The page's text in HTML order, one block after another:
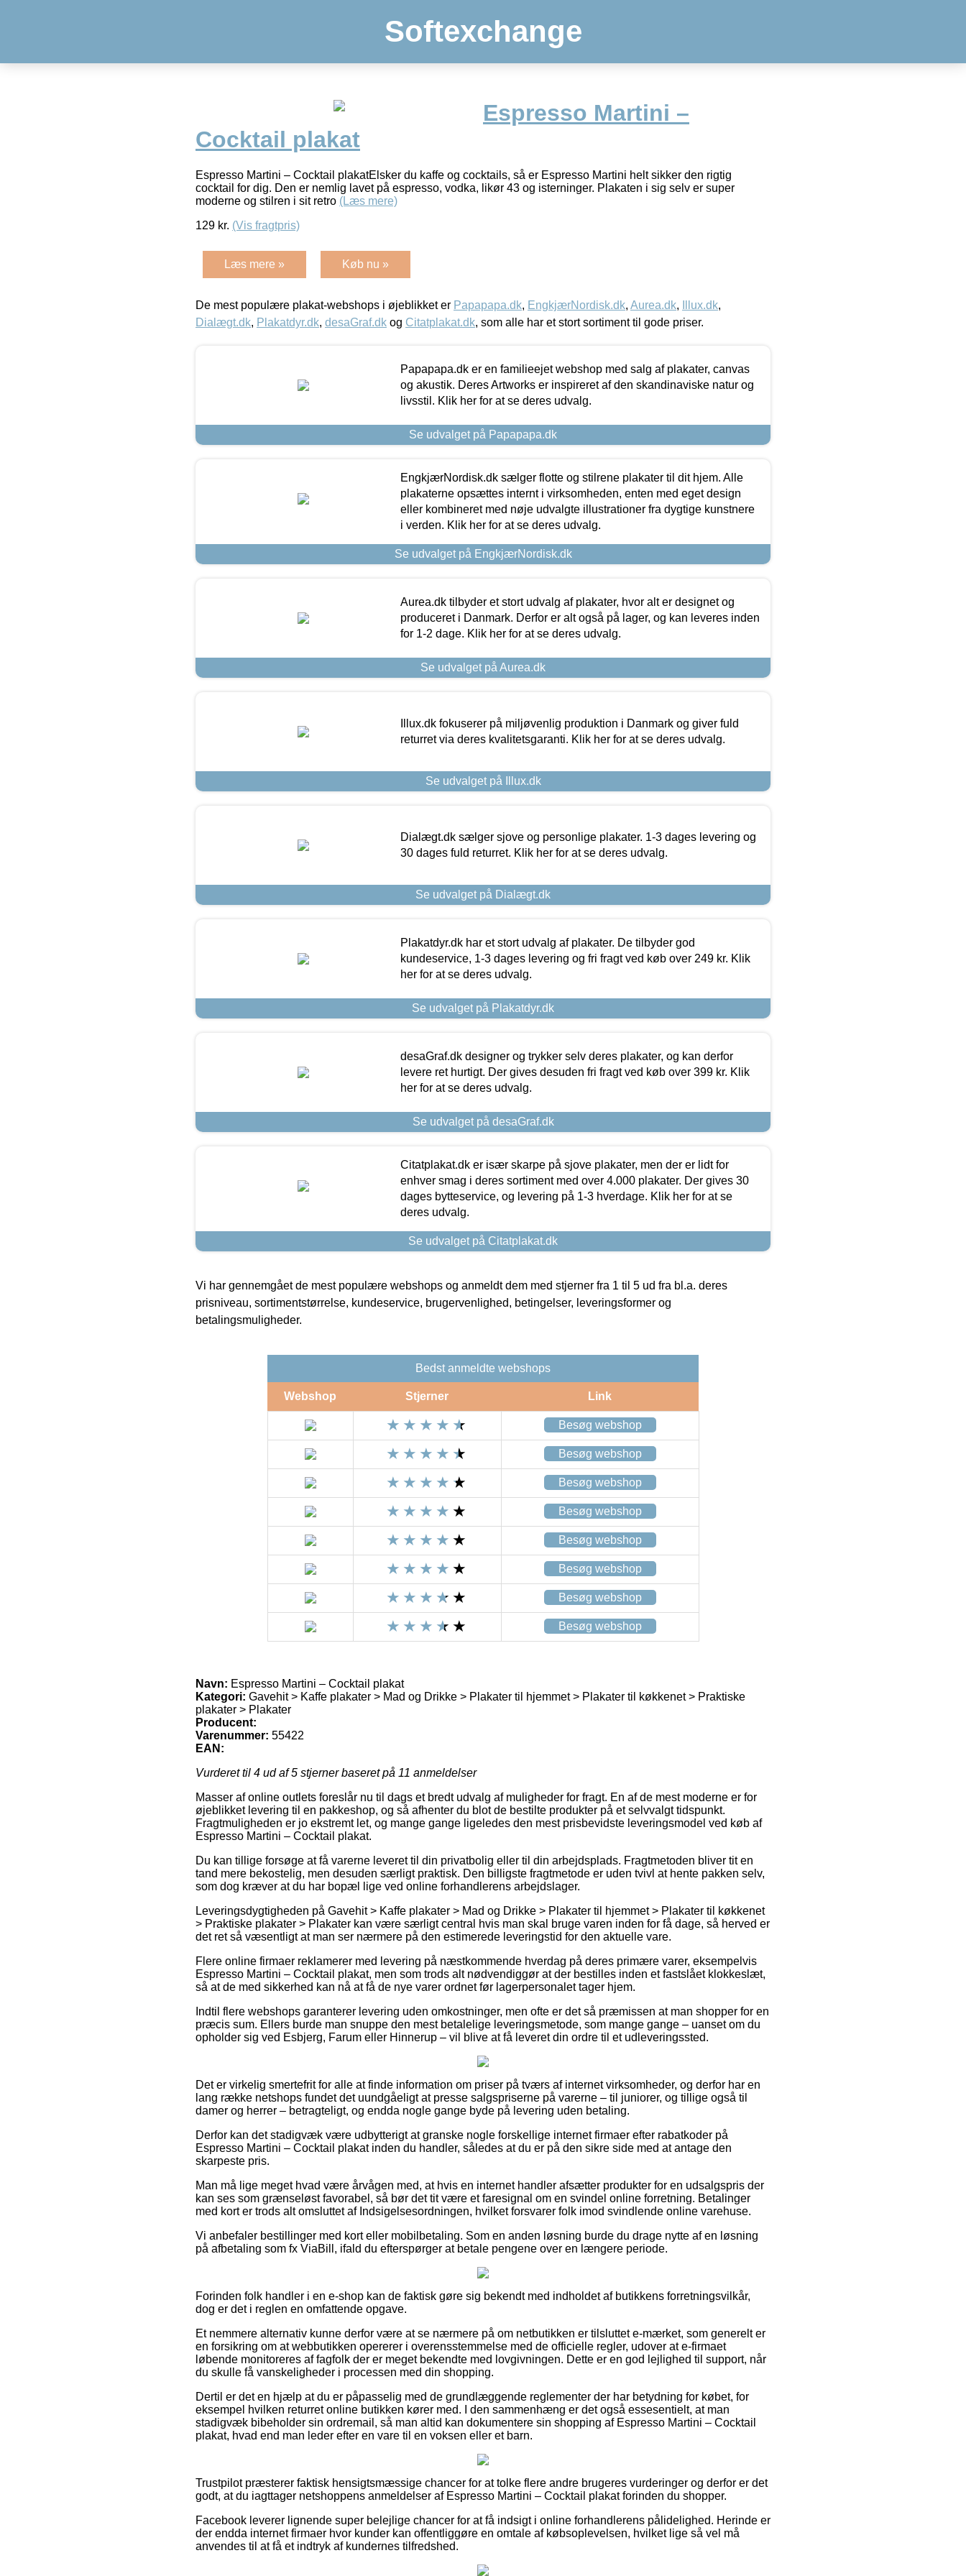
Softexchange
Espresso Martini –
Cocktail plakat
Espresso Martini – Cocktail plakatElsker du kaffe og cocktails, så er Espresso Martini helt sikker den rigtig
cocktail for dig. Den er nemlig lavet på espresso, vodka, likør 43 og isterninger. Plakaten i sig selv er super
moderne og stilren i sit retro (Læs mere)
129 kr. (Vis fragtpris)
Læs mere » Køb nu »
De mest populære plakat-webshops i øjeblikket er Papapapa.dk, EngkjærNordisk.dk, Aurea.dk, Illux.dk,
Dialægt.dk, Plakatdyr.dk, desaGraf.dk og Citatplakat.dk, som alle har et stort sortiment til gode priser.
Papapapa.dk er en familieejet webshop med salg af plakater, canvas
og akustik. Deres Artworks er inspireret af den skandinaviske natur og
livsstil. Klik her for at se deres udvalg.
Se udvalget på Papapapa.dk
EngkjærNordisk.dk sælger flotte og stilrene plakater til dit hjem. Alle
plakaterne opsættes internt i virksomheden, enten med eget design
eller kombineret med nøje udvalgte illustrationer fra dygtige kunstnere
i verden. Klik her for at se deres udvalg.
Se udvalget på EngkjærNordisk.dk
Aurea.dk tilbyder et stort udvalg af plakater, hvor alt er designet og
produceret i Danmark. Derfor er alt også på lager, og kan leveres inden
for 1-2 dage. Klik her for at se deres udvalg.
Se udvalget på Aurea.dk
Illux.dk fokuserer på miljøvenlig produktion i Danmark og giver fuld
returret via deres kvalitetsgaranti. Klik her for at se deres udvalg.
Se udvalget på Illux.dk
Dialægt.dk sælger sjove og personlige plakater. 1-3 dages levering og
30 dages fuld returret. Klik her for at se deres udvalg.
Se udvalget på Dialægt.dk
Plakatdyr.dk har et stort udvalg af plakater. De tilbyder god
kundeservice, 1-3 dages levering og fri fragt ved køb over 249 kr. Klik
her for at se deres udvalg.
Se udvalget på Plakatdyr.dk
desaGraf.dk designer og trykker selv deres plakater, og kan derfor
levere ret hurtigt. Der gives desuden fri fragt ved køb over 399 kr. Klik
her for at se deres udvalg.
Se udvalget på desaGraf.dk
Citatplakat.dk er især skarpe på sjove plakater, men der er lidt for
enhver smag i deres sortiment med over 4.000 plakater. Der gives 30
dages bytteservice, og levering på 1-3 hverdage. Klik her for at se
deres udvalg.
Se udvalget på Citatplakat.dk
Vi har gennemgået de mest populære webshops og anmeldt dem med stjerner fra 1 til 5 ud fra bl.a. deres
prisniveau, sortimentstørrelse, kundeservice, brugervenlighed, betingelser, leveringsformer og
betalingsmuligheder.
Bedst anmeldte webshops
Webshop Stjerner Link
Besøg webshop
Besøg webshop
Besøg webshop
Besøg webshop
Besøg webshop
Besøg webshop
Besøg webshop
Besøg webshop
Navn: Espresso Martini – Cocktail plakat
Kategori: Gavehit > Kaffe plakater > Mad og Drikke > Plakater til hjemmet > Plakater til køkkenet > Praktiske
plakater > Plakater
Producent:
Varenummer: 55422
EAN:
Vurderet til 4 ud af 5 stjerner baseret på 11 anmeldelser
Masser af online outlets foreslår nu til dags et bredt udvalg af muligheder for fragt. En af de mest moderne er for
øjeblikket levering til en pakkeshop, og så afhenter du blot de bestilte produkter på et selvvalgt tidspunkt.
Fragtmuligheden er jo ekstremt let, og mange gange ligeledes den mest prisbevidste leveringsmodel ved køb af
Espresso Martini – Cocktail plakat.
Du kan tillige forsøge at få varerne leveret til din privatbolig eller til din arbejdsplads. Fragtmetoden bliver tit en
tand mere bekostelig, men desuden særligt praktisk. Den billigste fragtmetode er uden tvivl at hente pakken selv,
som dog kræver at du har bopæl lige ved online forhandlerens arbejdslager.
Leveringsdygtigheden på Gavehit > Kaffe plakater > Mad og Drikke > Plakater til hjemmet > Plakater til køkkenet
> Praktiske plakater > Plakater kan være særligt central hvis man skal bruge varen inden for få dage, så herved er
det ret så væsentligt at man ser nærmere på den estimerede leveringstid for den aktuelle vare.
Flere online firmaer reklamerer med levering på næstkommende hverdag på deres primære varer, eksempelvis
Espresso Martini – Cocktail plakat, men som trods alt nødvendiggør at der bestilles inden et fastslået klokkeslæt,
så at de med sikkerhed kan nå at få de nye varer ordnet før lagerpersonalet tager hjem.
Indtil flere webshops garanterer levering uden omkostninger, men ofte er det så præmissen at man shopper for en
præcis sum. Ellers burde man snuppe den mest betalelige leveringsmetode, som mange gange – uanset om du
opholder sig ved Esbjerg, Farum eller Hinnerup – vil blive at få leveret din ordre til et udleveringssted.
Det er virkelig smertefrit for alle at finde information om priser på tværs af internet virksomheder, og derfor har en
lang række netshops fundet det uundgåeligt at presse salgspriserne på varerne – til juniorer, og tillige også til
damer og herrer – betragteligt, og endda nogle gange byde på levering uden betaling.
Derfor kan det stadigvæk være udbytterigt at granske nogle forskellige internet firmaer efter rabatkoder på
Espresso Martini – Cocktail plakat inden du handler, således at du er på den sikre side med at antage den
skarpeste pris.
Man må lige meget hvad være årvågen med, at hvis en internet handler afsætter produkter for en udsalgspris der
kan ses som grænseløst favorabel, så bør det tit være et faresignal om en svindel online forretning. Betalinger
med kort er trods alt omsluttet af Indsigelsesordningen, hvilket forsvarer folk imod svindlende online varehuse.
Vi anbefaler bestillinger med kort eller mobilbetaling. Som en anden løsning burde du drage nytte af en løsning
på afbetaling som fx ViaBill, ifald du efterspørger at betale pengene over en længere periode.
Forinden folk handler i en e-shop kan de faktisk gøre sig bekendt med indholdet af butikkens forretningsvilkår,
dog er det i reglen en omfattende opgave.
Et nemmere alternativ kunne derfor være at se nærmere på om netbutikken er tilsluttet e-mærket, som generelt er
en forsikring om at webbutikken opererer i overensstemmelse med de officielle regler, udover at e-firmaet
løbende monitoreres af fagfolk der er meget bekendte med lovgivningen. Dette er en god lejlighed til support, når
du skulle få vanskeligheder i processen med din shopping.
Dertil er det en hjælp at du er påpasselig med de grundlæggende reglementer der har betydning for købet, for
eksempel hvilken returret online butikken kører med. I den sammenhæng er det også essesentielt, at man
stadigvæk bibeholder sin ordremail, så man altid kan dokumentere sin shopping af Espresso Martini – Cocktail
plakat, hvad end man leder efter en vare til en voksen eller et barn.
Trustpilot præsterer faktisk hensigtsmæssige chancer for at tolke flere andre brugeres vurderinger og derfor er det
godt, at du iagttager netshoppens anmeldelser af Espresso Martini – Cocktail plakat forinden du shopper.
Facebook leverer lignende super belejlige chancer for at få indsigt i online forhandlerens pålidelighed. Herinde er
der endda internet firmaer hvor kunder kan offentliggøre en omtale af købsoplevelsen, hvilket lige så vel må
anvendes til at få et indtryk af kundernes tilfredshed.